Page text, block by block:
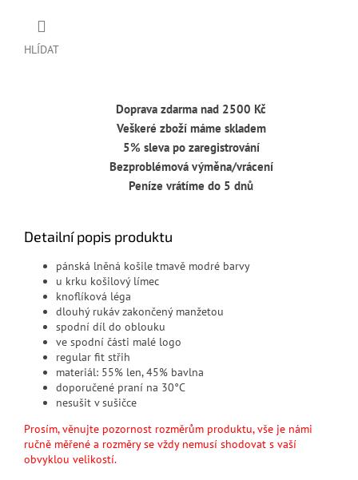
HLÍDAT
Doprava zdarma nad 2500 Kč
Veškeré zboží máme skladem
5% sleva po zaregistrování
Bezproblémová výměna/vrácení
Peníze vrátíme do 5 dnů
Detailní popis produktu
pánská lněná košile tmavě modré barvy
u krku košilový límec
knoflíková léga
dlouhý rukáv zakončený manžetou
spodní díl do oblouku
ve spodní části malé logo
regular fit střih
materiál: 55% len, 45% bavlna
doporučené praní na 30°C
nesušit v sušičce
Prosím, věnujte pozornost rozměrům produktu, vše je námi
ručně měřené a rozměry se vždy nemusí shodovat s vaší
obvyklou velikostí.